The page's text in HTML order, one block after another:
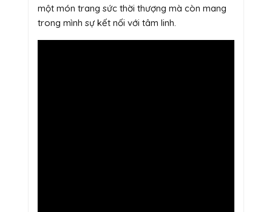
một món trang sức thời thượng mà còn mang
trong mình sự kết nối với tâm linh.